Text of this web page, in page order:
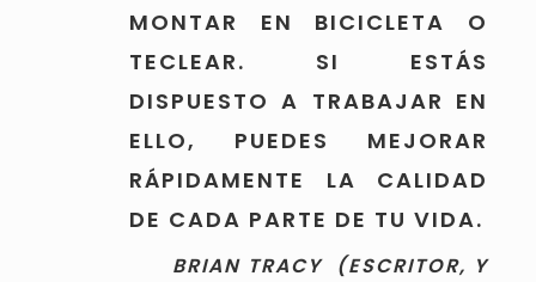
MONTAR EN BICICLETA O
TECLEAR. SI ESTÁS
DISPUESTO A TRABAJAR EN
ELLO, PUEDES MEJORAR
RÁPIDAMENTE LA CALIDAD
DE CADA PARTE DE TU VIDA.
BRIAN TRACY (ESCRITOR, Y